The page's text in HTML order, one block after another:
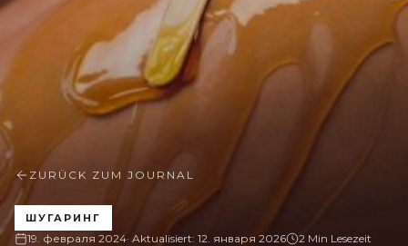
ZURÜCK ZUM JOURNAL
ШУГАРИНГ
19. февраля 2024· Aktualisiert: 12. января 2026 2 Min Lesezeit